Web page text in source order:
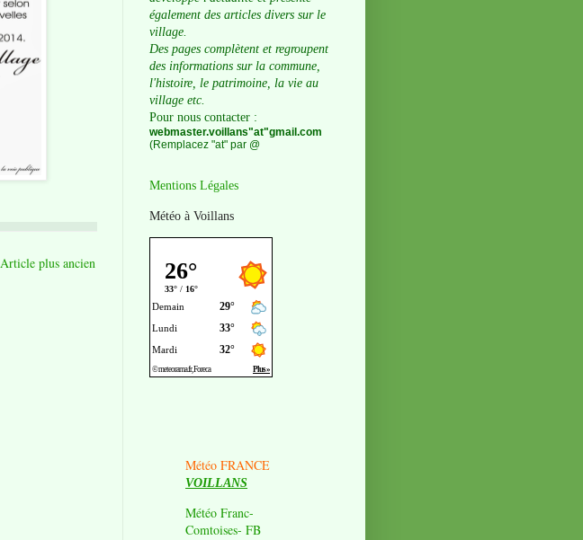
Article plus ancien
également des articles divers sur le
village.
Des pages complètent et regroupent
des informations sur la commune,
l'histoire, le patrimoine, la vie au
village etc.
Pour nous contacter :
webmaster.voillans"at"gmail.com
(Remplacez "at" par @
Mentions Légales
Météo à Voillans
Météo FRANCE
VOILLANS
Météo Franc-
Comtoises- FB